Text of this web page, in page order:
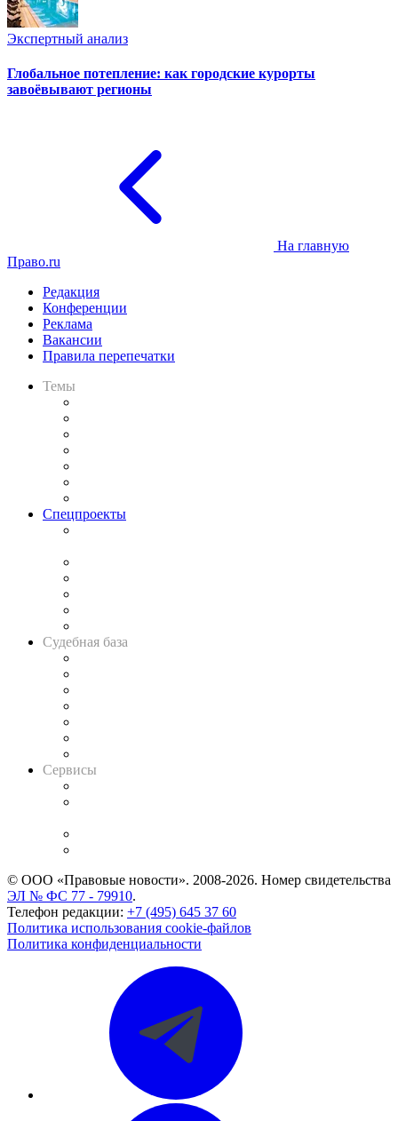
Экспертный анализ
Глобальное потепление: как городские курорты
завоёвывают регионы
На главную
Право.ru
Редакция
Конференции
Реклама
Вакансии
Правила перепечатки
Темы
Спецпроекты
Судебная база
Сервисы
© ООО «Правовые новости». 2008-2026. Номер свидетельства
ЭЛ № ФС 77 - 79910.
Телефон редакции: +7 (495) 645 37 60
Политика использования cookie-файлов
Политика конфиденциальности